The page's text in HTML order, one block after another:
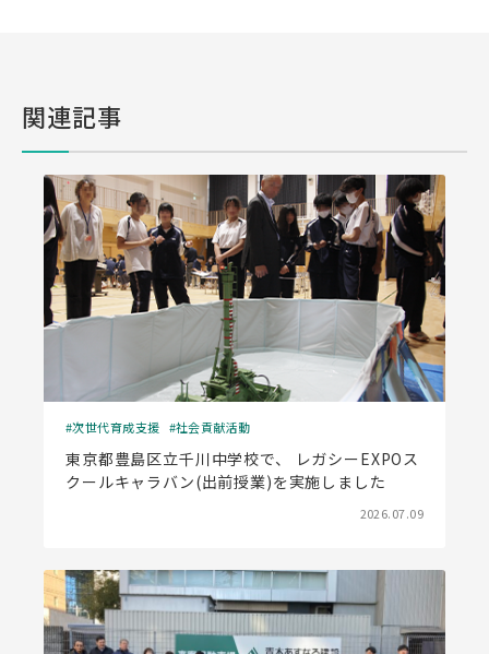
関連記事
次世代育成支援 社会貢献活動
東京都豊島区立千川中学校で、 レガシーEXPOス
クールキャラバン(出前授業)を実施しました
2026.07.09